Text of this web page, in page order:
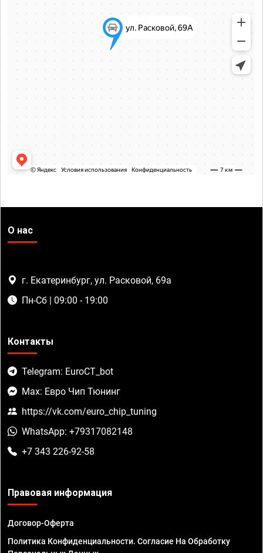
О нас
г. Екатеринбург, ул. Расковой, 69а
Пн-Сб | 09:00 - 19:00
Контакты
Telegram: EuroCT_bot
Max: Евро Чип Тюнинг
https://vk.com/euro_chip_tuning
WhatsApp: +79317082148
+7 343 226-92-58
Правовая информация
Договор-Оферта
Политика Конфиденциальности. Согласие На Обработку